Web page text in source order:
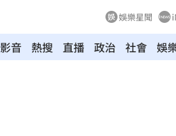
娛樂星聞
影音 熱搜 直播 政治 社會 娛